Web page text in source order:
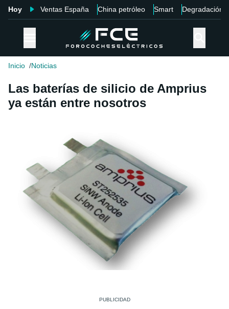
Hoy Ventas España China petróleo Smart Degradación
Inicio Noticias
Las baterías de silicio de Amprius
ya están entre nosotros